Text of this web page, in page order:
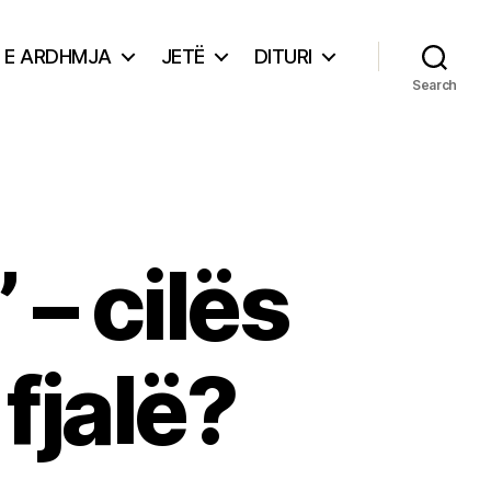
E ARDHMJA JETË DITURI
Search
– cilës